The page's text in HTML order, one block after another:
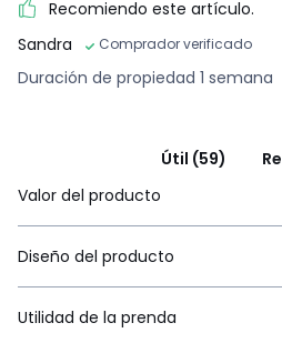
Recomiendo este artículo.
Sandra
Comprador verificado
Duración de propiedad 1 semana
Útil (59)
Valor del producto
Diseño del producto
Utilidad de la prenda